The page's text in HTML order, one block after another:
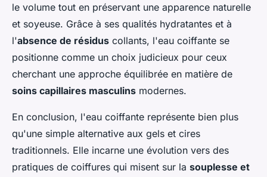
le volume tout en préservant une apparence naturelle
et soyeuse. Grâce à ses qualités hydratantes et à
l'absence de résidus collants, l'eau coiffante se
positionne comme un choix judicieux pour ceux
cherchant une approche équilibrée en matière de
soins capillaires masculins modernes.
En conclusion, l'eau coiffante représente bien plus
qu'une simple alternative aux gels et cires
traditionnels. Elle incarne une évolution vers des
pratiques de coiffures qui misent sur la souplesse et